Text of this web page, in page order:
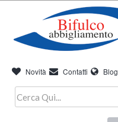
Novità Contatti Blog